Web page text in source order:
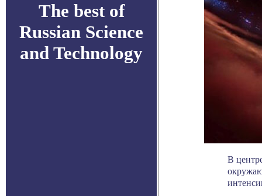
The best of
Russian Science
and Technology
В